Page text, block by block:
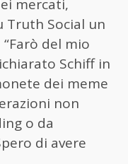
mercati,
Truth Social un
del mio
Schiff in
dei meme
non
o da
di avere